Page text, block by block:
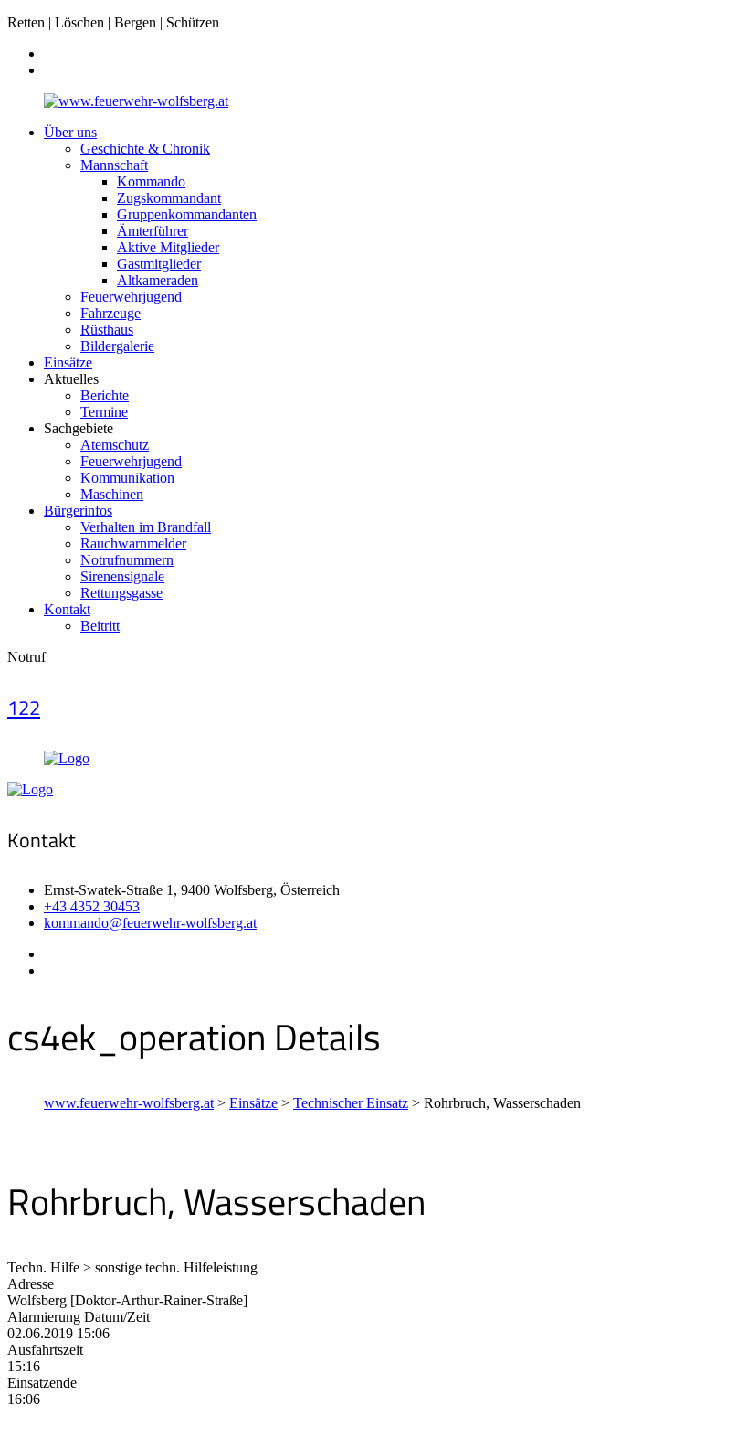
Retten | Löschen | Bergen | Schützen
Über uns
Geschichte & Chronik
Mannschaft
Kommando
Zugskommandant
Gruppenkommandanten
Ämterführer
Aktive Mitglieder
Gastmitglieder
Altkameraden
Feuerwehrjugend
Fahrzeuge
Rüsthaus
Bildergalerie
Einsätze
Aktuelles
Berichte
Termine
Sachgebiete
Atemschutz
Feuerwehrjugend
Kommunikation
Maschinen
Bürgerinfos
Verhalten im Brandfall
Rauchwarnmelder
Notrufnummern
Sirenensignale
Rettungsgasse
Kontakt
Beitritt
Notruf
122
Kontakt
Ernst-Swatek-Straße 1, 9400 Wolfsberg, Österreich
+43 4352 30453
kommando@feuerwehr-wolfsberg.at
cs4ek_operation Details
www.feuerwehr-wolfsberg.at > Einsätze > Technischer Einsatz > Rohrbruch, Wasserschaden
Rohrbruch, Wasserschaden
Techn. Hilfe > sonstige techn. Hilfeleistung
Adresse
Wolfsberg [Doktor-Arthur-Rainer-Straße]
Alarmierung Datum/Zeit
02.06.2019 15:06
Ausfahrtszeit
15:16
Einsatzende
16:06